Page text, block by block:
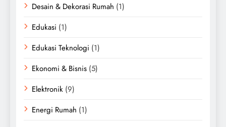
Desain & Dekorasi Rumah (1)
Edukasi (1)
Edukasi Teknologi (1)
Ekonomi & Bisnis (5)
Elektronik (9)
Energi Rumah (1)